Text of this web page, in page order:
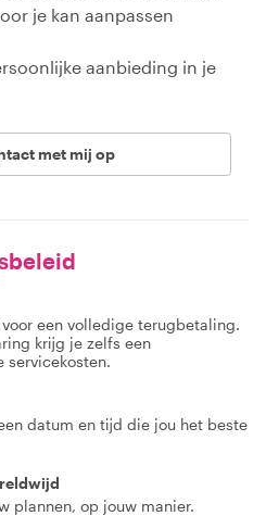
je kan aanpassen
aanbieding in je
met mij op
een volledige terugbetaling.
krijg je zelfs een
servicekosten.
datum en tijd die jou het beste
plannen, op jouw manier.